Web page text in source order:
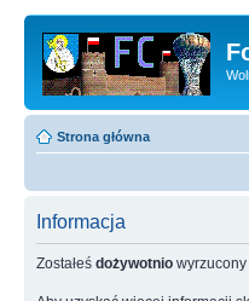
Strona główna
Informacja
Zostałeś dożywotnio wyrzucony